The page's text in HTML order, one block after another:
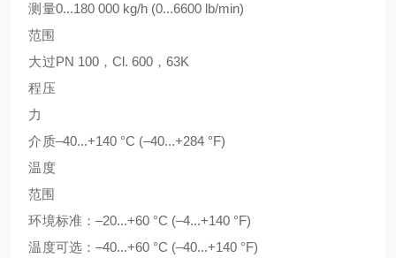
测量
范围
0...180 000 kg/h (0...6600 lb/min)
大过
程压
力
PN 100，Cl. 600，63K
介质
温度
范围
–40...+140 °C (–40...+284 °F)
环境
温度
标准：–20...+60 °C (–4...+140 °F)
可选：–40...+60 °C (–40...+140 °F)